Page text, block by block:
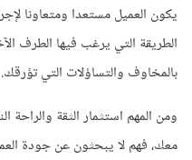
يكون العميل مستعدا ومتعاونا
الطريقة التي يرغب فيها الطرف
بالمخاوف والتساؤلات التي تؤرقك.
ومن المهم استثمار الثقة
معك، فهم لا يبحثون عن جودة